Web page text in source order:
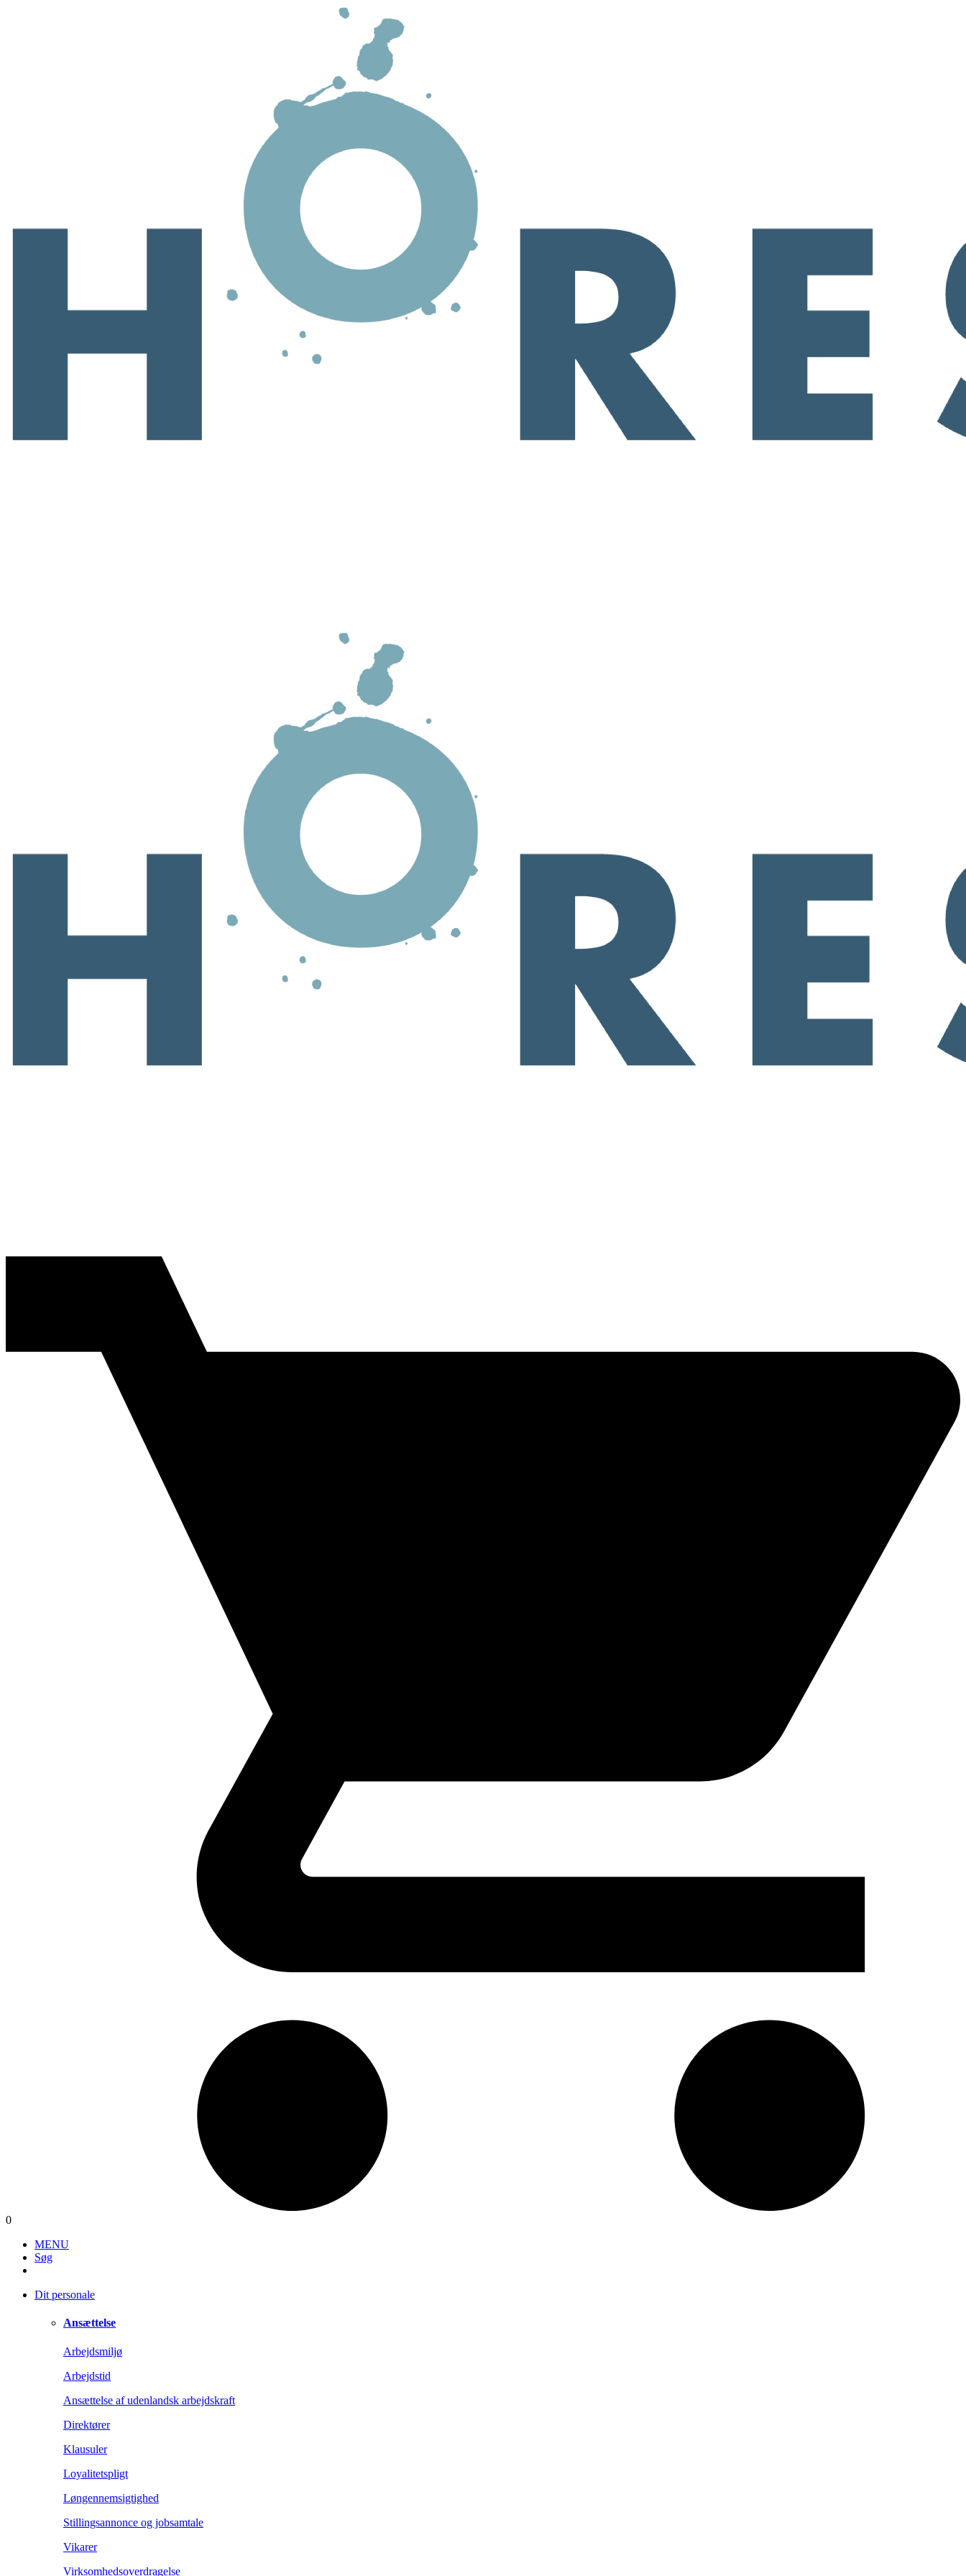
0
MENU
Søg
Dit personale
Ansættelse
Arbejdsmiljø
Arbejdstid
Ansættelse af udenlandsk arbejdskraft
Direktører
Klausuler
Loyalitetspligt
Løngennemsigtighed
Stillingsannonce og jobsamtale
Vikarer
Virksomhedsoverdragelse